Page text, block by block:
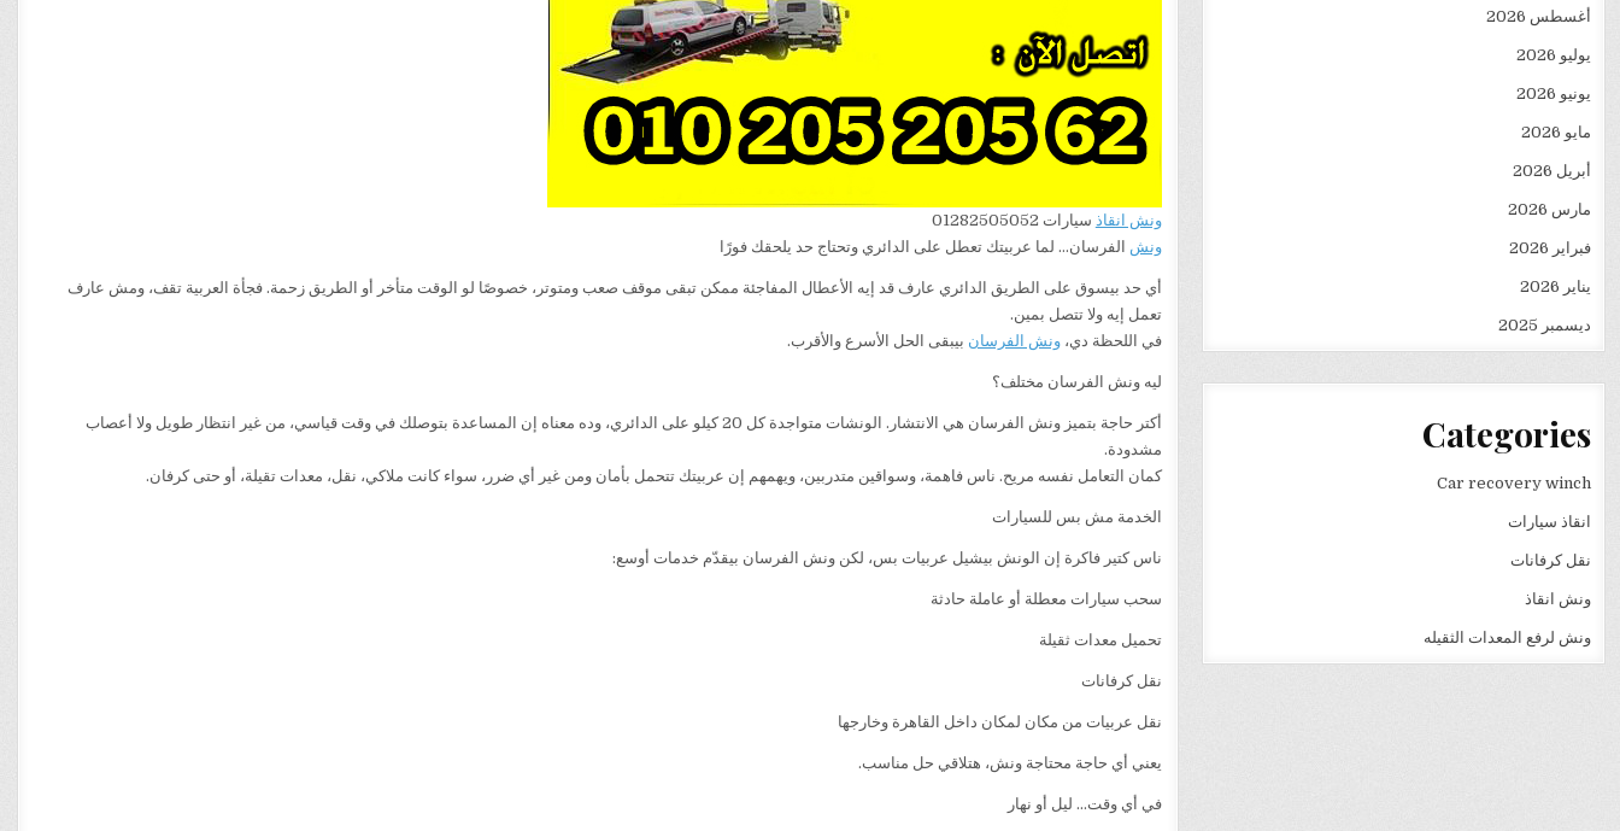
ونش انقاذ سيارات 01282505052
ونش الفرسان… لما عربيتك تعطل على الدائري وتحتاج حد يلحقك فورًا
أي حد بيسوق على الطريق الدائري عارف قد إيه الأعطال المفاجئة ممكن تبقى موقف صعب ومتوتر، خصوصًا لو الوقت متأخر أو الطريق زحمة. فجأة العربية تقف، ومش عارف
تعمل إيه ولا تتصل بمين.
في اللحظة دي،ونش الفرسان بيبقى الحل الأسرع والأقرب.
ليه ونش الفرسان مختلف؟
أكتر حاجة بتميز ونش الفرسان هي الانتشار. الونشات متواجدة كل 20 كيلو على الدائري، وده معناه إن المساعدة بتوصلك في وقت قياسي، من غير انتظار طويل ولا أعصاب
مشدودة.
كمان التعامل نفسه مريح. ناس فاهمة، وسواقين متدربين، ويهمهم إن عربيتك تتحمل بأمان ومن غير أي ضرر، سواء كانت ملاكي، نقل، معدات تقيلة، أو حتى كرفان.
الخدمة مش بس للسيارات
ناس كتير فاكرة إن الونش بيشيل عربيات بس، لكن ونش الفرسان بيقدّم خدمات أوسع:
سحب سيارات معطلة أو عاملة حادثة
تحميل معدات ثقيلة
نقل كرفانات
نقل عربيات من مكان لمكان داخل القاهرة وخارجها
يعني أي حاجة محتاجة ونش، هتلاقي حل مناسب.
في أي وقت… ليل أو نهار
أغسطس 2026
يوليو 2026
يونيو 2026
مايو 2026
أبريل 2026
مارس 2026
فبراير 2026
يناير 2026
ديسمبر 2025
Categories
Car recovery winch
انقاذ سيارات
نقل كرفانات
ونش انقاذ
ونش لرفع المعدات الثقيله